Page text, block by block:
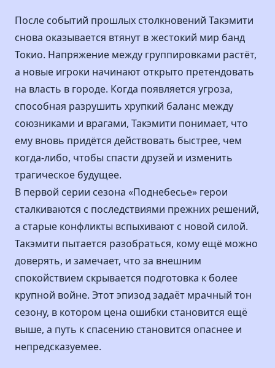
После событий прошлых столкновений Такэмити
снова оказывается втянут в жестокий мир банд
Токио. Напряжение между группировками растёт,
а новые игроки начинают открыто претендовать
на власть в городе. Когда появляется угроза,
способная разрушить хрупкий баланс между
союзниками и врагами, Такэмити понимает, что
ему вновь придётся действовать быстрее, чем
когда-либо, чтобы спасти друзей и изменить
трагическое будущее.
В первой серии сезона «Поднебесье» герои
сталкиваются с последствиями прежних решений,
а старые конфликты вспыхивают с новой силой.
Такэмити пытается разобраться, кому ещё можно
доверять, и замечает, что за внешним
спокойствием скрывается подготовка к более
крупной войне. Этот эпизод задаёт мрачный тон
сезону, в котором цена ошибки становится ещё
выше, а путь к спасению становится опаснее и
непредсказуемее.